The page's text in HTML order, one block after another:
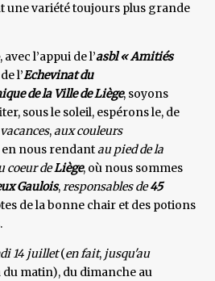
une variété toujours plus grande
, avec l’appui de l’asbl « Amitiés
l’Echevinat du
de la Ville de Liège, soyons
sous le soleil, espérons le, de
,aux couleurs
en nous rendantau pied de la
coeur deLiège, où nous sommes
Gaulois,responsables de45
de la bonne chair et des potions
14 juillet(en fait, jusqu'au
du matin), du dimanche au